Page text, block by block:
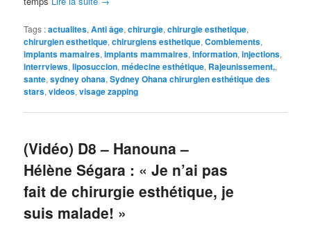
Tags :actualites,Anti âge,chirurgie,chirurgie esthetique,
chirurgien esthetique,chirurgiens esthetique,Comblements,
implants mamaires,implants mammaires,information,injections,
interrviews,liposuccion,médecine esthétique, Rajeunissement,,
sante,sydney ohana,Sydney Ohana chirurgien esthétique des
stars,videos,visage zapping
(Vidéo) D8 – Hanouna –
Hélène Ségara : « Je n’ai pas
fait de chirurgie esthétique, je
suis malade! »